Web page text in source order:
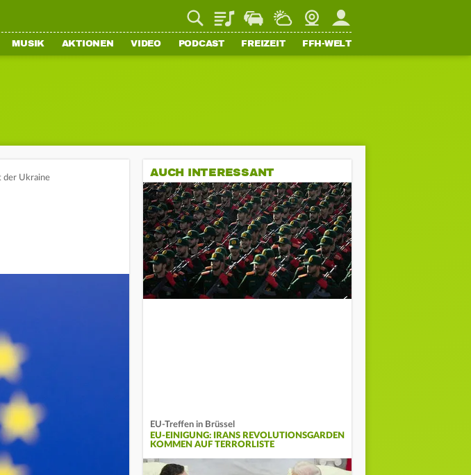
PlaylistStaupilotWetterWebcamMein FFH
MUSIK AKTIONEN VIDEO PODCAST FREIZEIT FFH-WELT
der Ukraine
AUCH INTERESSANT
EU-Treffen in Brüssel
EU-EINIGUNG: IRANS REVOLUTIONSGARDEN
KOMMEN AUF TERRORLISTE